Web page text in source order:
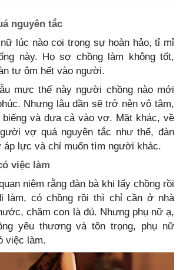
nguyên tắc
lúc nào coi trọng sự hoàn hảo, tỉ mỉ
này. Họ sợ chồng làm không tốt,
tự ôm hết vào người.
mực thế này người chồng nào mới
Nhưng lâu dần sẽ trở nên vô tâm,
và dựa cả vào vợ. Mặt khác, về
vợ quá nguyên tắc như thế, đàn
áp lực và chỉ muốn tìm người khác.
việc làm
niệm rằng đàn bà khi lấy chồng rồi
làm, có chồng rồi thì chỉ cần ở nhà
chăm con là đủ. Nhưng phụ nữ ạ,
yêu thương và tôn trọng, phụ nữ
việc làm.